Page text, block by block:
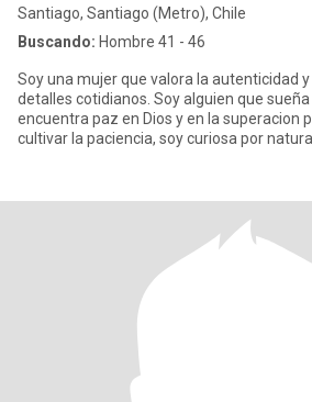
Santiago, Santiago (Metro), Chile
Buscando: Hombre 41 - 46
Soy una mujer que valora la autenticidad
detalles cotidianos. Soy alguien que
encuentra paz en Dios y en la superacion
cultivar la paciencia, soy curiosa por